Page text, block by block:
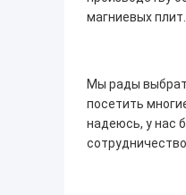
магниевых плит.
Мы рады
посетить
надеюсь, у нас